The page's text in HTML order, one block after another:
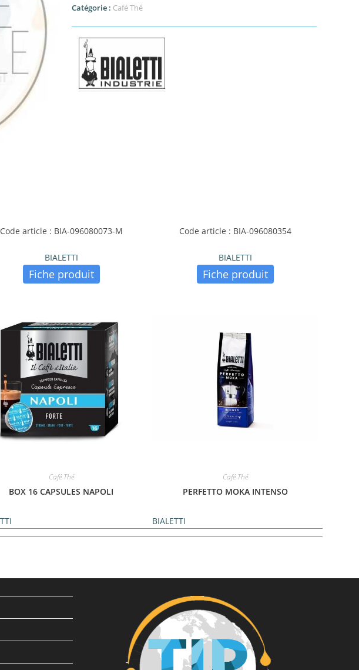
Catégorie : Café Thé
Code article : BIA-096080073-M
BIALETTI
Fiche produit
Café Thé
BOX 16 CAPSULES NAPOLI
Code article : BIA-096080354
BIALETTI
Fiche produit
Café Thé
PERFETTO MOKA INTENSO
BIALETTI